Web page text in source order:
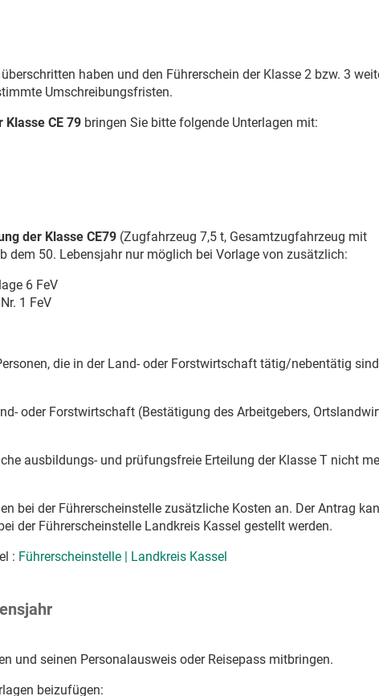
haben und den Führerschein der Klasse 2 bzw. 3
Umschreibungsfristen.
Klasse CE 79 bringen Sie bitte folgende Unterlagen mit:
der Klasse CE79 (Zugfahrzeug 7,5 t, Gesamtzugfahrzeug mit
dem 50. Lebensjahr nur möglich bei Vorlage von zusätzlich:
6 FeV
1 FeV
die in der Land- oder Forstwirtschaft tätig/nebentätig
oder Forstwirtschaft (Bestätigung des Arbeitgebers,
ausbildungs- und prüfungsfreie Erteilung der Klasse T nicht
bei der Führerscheinstelle zusätzliche Kosten an. Der Antrag
der Führerscheinstelle Landkreis Kassel gestellt werden.
: Führerscheinstelle | Landkreis Kassel
und seinen Personalausweis oder Reisepass mitbringen.
beizufügen: